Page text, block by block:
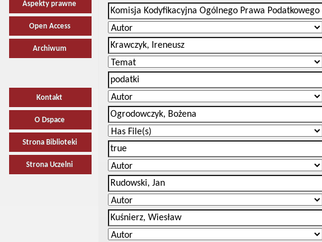
Aspekty prawne
Open Access
Archiwum
Kontakt
O Dspace
Strona Biblioteki
Strona Uczelni